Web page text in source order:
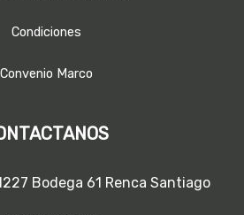
Condiciones
Convenio Marco
Bodega 61 Renca Santiago